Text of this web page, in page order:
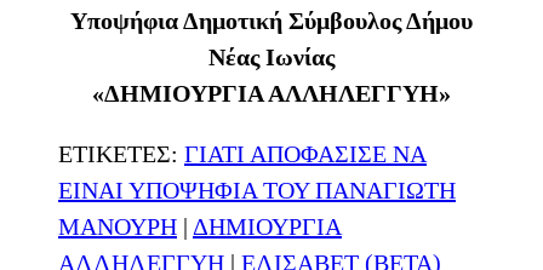
Υποψήφια Δημοτική Σύμβουλος Δήμου
Νέας Ιωνίας
«ΔΗΜΙΟΥΡΓΙΑ ΑΛΛΗΛΕΓΓΥΗ»
ΕΤΙΚΕΤΕΣ: ΓΙΑΤΙ ΑΠΟΦΑΣΙΣΕ ΝΑ
ΕΙΝΑΙ ΥΠΟΨΗΦΙΑ ΤΟΥ ΠΑΝΑΓΙΩΤΗ
ΜΑΝΟΥΡΗ | ΔΗΜΙΟΥΡΓΙΑ
ΑΛΛΗΛΕΓΓΥΗ | ΕΛΙΣΑΒΕΤ (ΒΕΤΑ)